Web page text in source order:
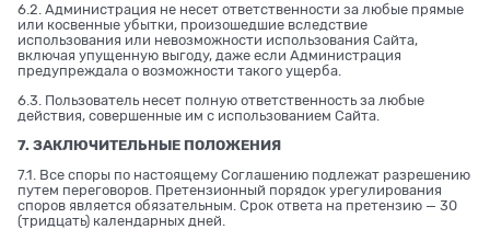
6.2. Администрация не несет ответственности за любые прямые
или косвенные убытки, произошедшие вследствие
использования или невозможности использования Сайта,
включая упущенную выгоду, даже если Администрация
предупреждала о возможности такого ущерба.
6.3. Пользователь несет полную ответственность за любые
действия, совершенные им с использованием Сайта.
7. ЗАКЛЮЧИТЕЛЬНЫЕ ПОЛОЖЕНИЯ
7.1. Все споры по настоящему Соглашению подлежат разрешению
путем переговоров. Претензионный порядок урегулирования
споров является обязательным. Срок ответа на претензию — 30
(тридцать) календарных дней.